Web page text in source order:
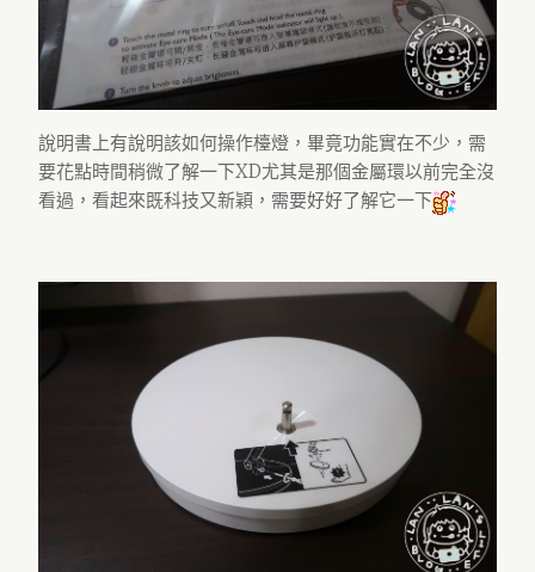
說明書上有說明該如何操作檯燈，畢竟功能實在不少，需
要花點時間稍微了解一下XD尤其是那個金屬環以前完全沒
看過，看起來既科技又新穎，需要好好了解它一下